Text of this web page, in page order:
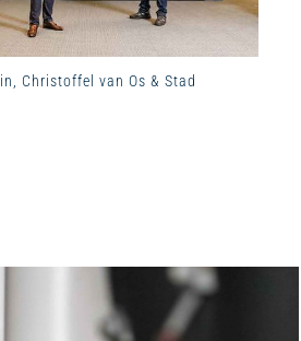
Christoffel van Os & Stad